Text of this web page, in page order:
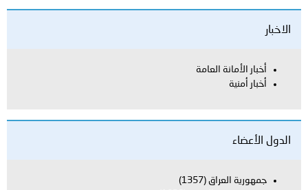
الاخبار
أخبار الأمانة العامة
أخبار أمنية
الدول الأعضاء
جمهورية العراق (1357)